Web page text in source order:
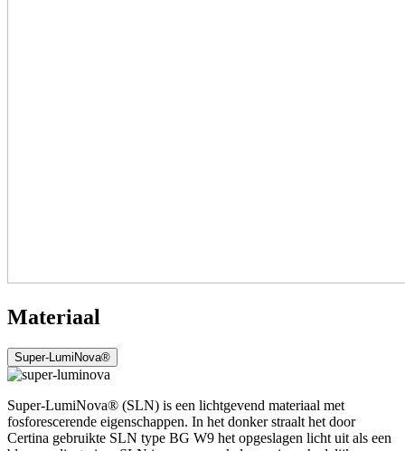
Materiaal
Super-LumiNova®
Super-LumiNova® (SLN) is een lichtgevend materiaal met
fosforescerende eigenschappen. In het donker straalt het door
Certina gebruikte SLN type BG W9 het opgeslagen licht uit als een